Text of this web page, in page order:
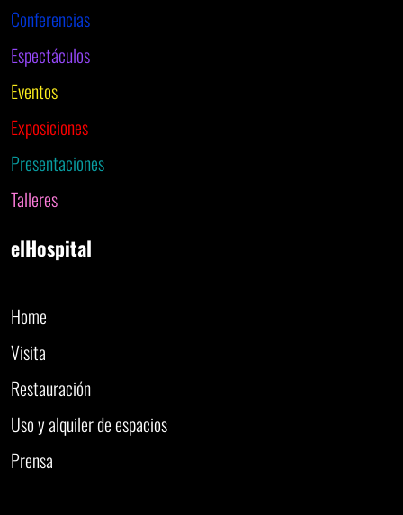
Conferencias
Espectáculos
Eventos
Exposiciones
Presentaciones
Talleres
elHospital
Home
Visita
Restauración
Uso y alquiler de espacios
Prensa